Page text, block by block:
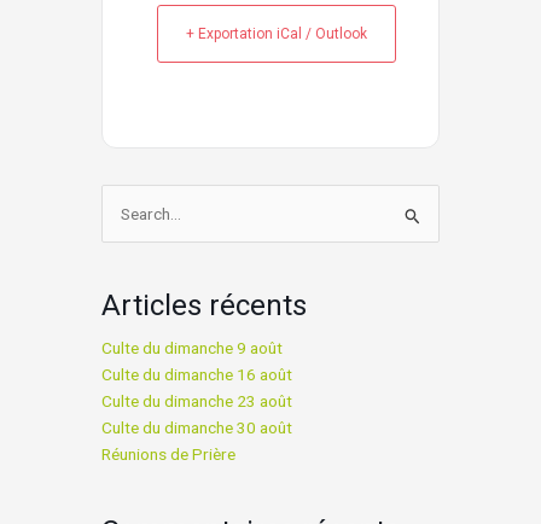
+ Exportation iCal / Outlook
Rechercher :
Articles récents
Culte du dimanche 9 août
Culte du dimanche 16 août
Culte du dimanche 23 août
Culte du dimanche 30 août
Réunions de Prière